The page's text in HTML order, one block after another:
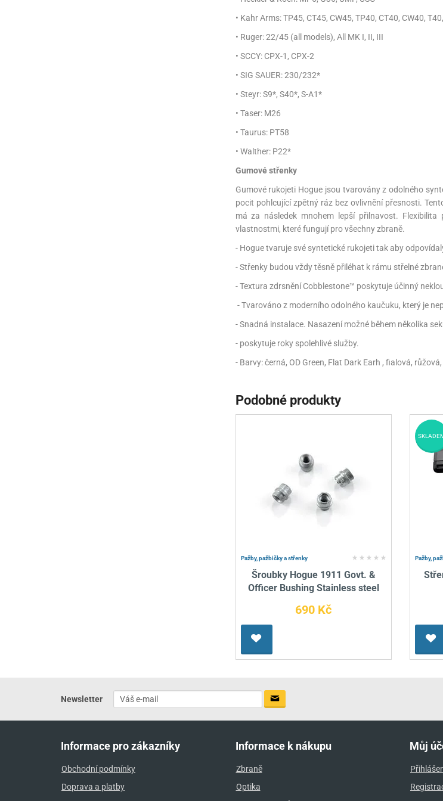
• Kahr Arms: TP45, CT45, CW45, TP40, CT40, CW40,
• Ruger: 22/45 (all models), All MK I, II, III
• SCCY: CPX-1, CPX-2
• SIG SAUER: 230/232*
• Steyr: S9*, S40*, S-A1*
• Taser: M26
• Taurus: PT58
• Walther: P22*
Gumové střenky
Gumové rukojeti Hogue jsou tvarovány z odolného
pocit pohlcující zpětný ráz bez ovlivnění přesnosti.
má za následek mnohem lepší přilnavost.
vlastnostmi, které fungují pro všechny zbraně.
- Hogue tvaruje své syntetické rukojeti tak aby
- Střenky budou vždy těsně přiléhat k rámu střelné
- Textura zdrsnění Cobblestone™ poskytuje účinný
- Tvarováno z moderního odolného kaučuku, který je
- Snadná instalace. Nasazení možné během několika
- poskytuje roky spolehlivé služby.
- Barvy: černá, OD Green, Flat Dark Earh , fialová,
Podobné produkty
Pažby, pažbičky a střenky
Šroubky Hogue 1911 Govt. &
Officer Bushing Stainless steel
690 Kč
Pažby,
Newsletter
Informace pro zákazníky
Obchodní podmínky
Doprava a platby
Informace k nákupu
Zbraně
Optika
Můj